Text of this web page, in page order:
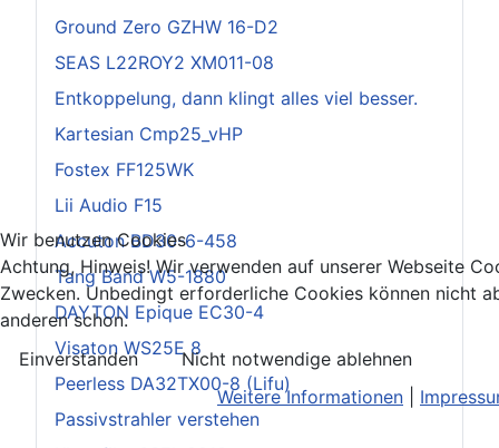
Ground Zero GZHW 16-D2
SEAS L22ROY2 XM011-08
Entkoppelung, dann klingt alles viel besser.
Kartesian Cmp25_vHP
Fostex FF125WK
Lii Audio F15
Accuton BD30-6-458
Tang Band W5-1880
DAYTON Epique EC30-4
Visaton WS25E 8
Peerless DA32TX00-8 (Lifu)
Passivstrahler verstehen
Wir benutzen Cookies
Achtung, Hinweis! Wir verwenden auf unserer Webseite
Zwecken. Unbedingt erforderliche Cookies können nicht
anderen schon.
Einverstanden
Nicht notwendige ablehnen
Weitere Informationen